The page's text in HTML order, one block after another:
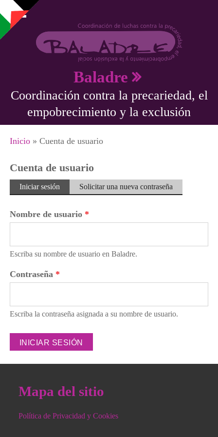
Pasar al contenido principal
Baladre
Coordinación contra la precariedad, el
empobrecimiento y la exclusión
Se encuentra usted aquí
Inicio » Cuenta de usuario
Cuenta de usuario
Solapas principales
Iniciar sesión (solapaSolicitar una nueva contraseña
Nombre de usuario *
Escriba su nombre de usuario en Baladre.
Contraseña *
Escriba la contraseña asignada a su nombre de usuario.
Mapa del sitio
Política de Privacidad y Cookies